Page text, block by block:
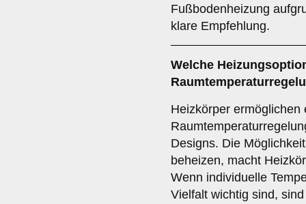
Fußbodenheizung
klare Empfehlung.
Welche
Heizkörper ermöglichen
Designs. Die
beheizen, macht
Wenn individuelle
Vielfalt wichtig sind,